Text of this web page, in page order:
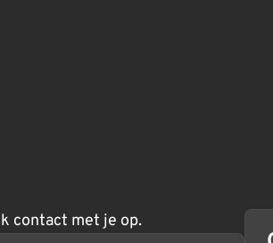
contact met je op.